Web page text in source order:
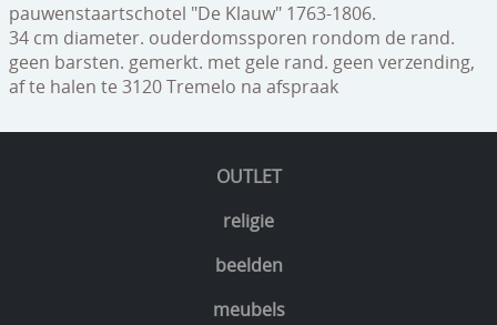
OUTLET
religie
beelden
meubels
pauwenstaartschotel "De Klauw" 1763-1806.
34 cm diameter. ouderdomssporen rondom de rand.
geen barsten. gemerkt. met gele rand. geen verzending,
af te halen te 3120 Tremelo na afspraak